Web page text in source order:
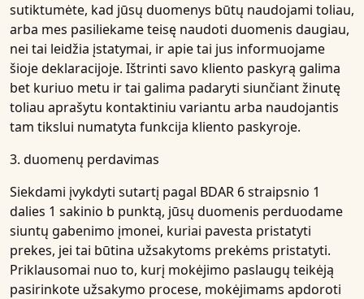
sutiktumėte, kad jūsų duomenys būtų naudojami toliau,
arba mes pasiliekame teisę naudoti duomenis daugiau,
nei tai leidžia įstatymai, ir apie tai jus informuojame
šioje deklaracijoje. Ištrinti savo kliento paskyrą galima
bet kuriuo metu ir tai galima padaryti siunčiant žinutę
toliau aprašytu kontaktiniu variantu arba naudojantis
tam tikslui numatyta funkcija kliento paskyroje.
3. duomenų perdavimas
Siekdami įvykdyti sutartį pagal BDAR 6 straipsnio 1
dalies 1 sakinio b punktą, jūsų duomenis perduodame
siuntų gabenimo įmonei, kuriai pavesta pristatyti
prekes, jei tai būtina užsakytoms prekėms pristatyti.
Priklausomai nuo to, kurį mokėjimo paslaugų teikėją
pasirinkote užsakymo procese, mokėjimams apdoroti